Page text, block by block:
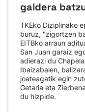
galdera
TKEko Diziplinako
buruz, "zigortzen
EITBko arraun
San Juan garaiz
adierazi du
Ibaizabalen,
joateagatik egin
Getaria eta
du hizpide.